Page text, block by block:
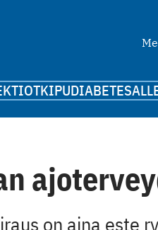
KIPUDIABETES
on aina este